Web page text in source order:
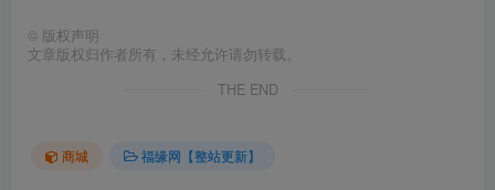
© 版权声明
文章版权归作者所有，未经允许请勿转载。
THE END
商城 福缘网【整站更新】